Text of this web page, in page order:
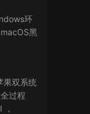
处理软件
v27.8.0
环
黑
果双系统
过程